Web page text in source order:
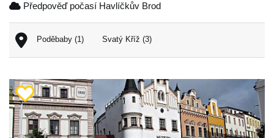
Předpověď počasí Havlíčkův Brod
Poděbaby (1) Svatý Kříž (3)